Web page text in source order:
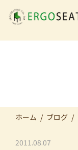
ホーム ブログ
2011.08.07